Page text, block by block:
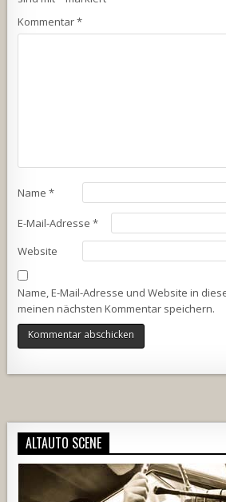
Kommentar*
Name*
E-Mail-Adresse*
Website
Name, E-Mail-Adresse und Website in
meinen nächsten Kommentar speichern.
ALTAUTO SCENE